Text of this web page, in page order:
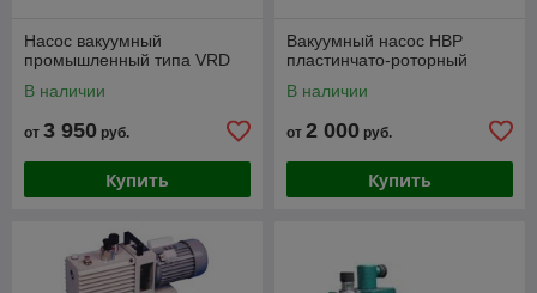
Насос вакуумный
промышленный типа VRD
В наличии
от 3 950 руб.
Купить
Вакуумный насос НВР
пластинчато-роторный
В наличии
от 2 000 руб.
Купить